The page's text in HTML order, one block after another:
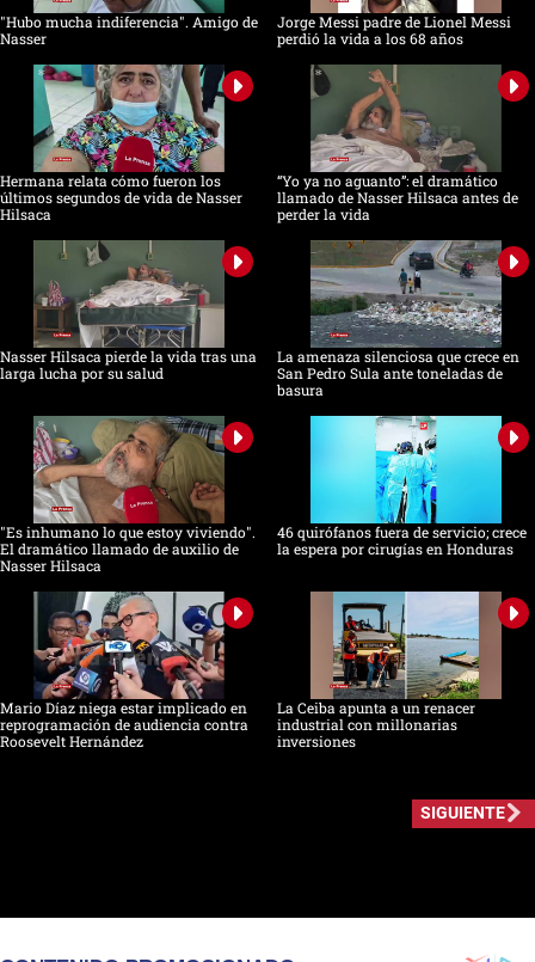
"Hubo mucha indiferencia". Amigo de
Nasser
Jorge Messi padre de Lionel Messi
perdió la vida a los 68 años
Hermana relata cómo fueron los
últimos segundos de vida de Nasser
Hilsaca
“Yo ya no aguanto”: el dramático
llamado de Nasser Hilsaca antes de
perder la vida
Nasser Hilsaca pierde la vida tras una
larga lucha por su salud
La amenaza silenciosa que crece en
San Pedro Sula ante toneladas de
basura
"Es inhumano lo que estoy viviendo".
El dramático llamado de auxilio de
Nasser Hilsaca
46 quirófanos fuera de servicio; crece
la espera por cirugías en Honduras
Mario Díaz niega estar implicado en
reprogramación de audiencia contra
Roosevelt Hernández
La Ceiba apunta a un renacer
industrial con millonarias
inversiones
SIGUIENTE